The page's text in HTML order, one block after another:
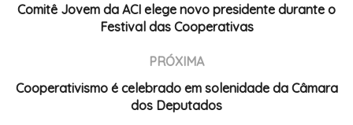
Comitê Jovem da ACI elege novo presidente durante o
Festival das Cooperativas
PRÓXIMA
Cooperativismo é celebrado em solenidade da Câmara
dos Deputados